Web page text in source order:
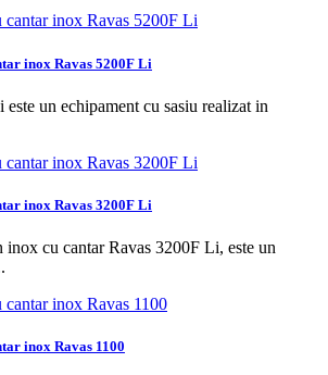
inox Ravas 5200F Li
un echipament cu sasiu realizat in
inox Ravas 3200F Li
inox cu cantar Ravas 3200F Li, este un
inox Ravas 1100